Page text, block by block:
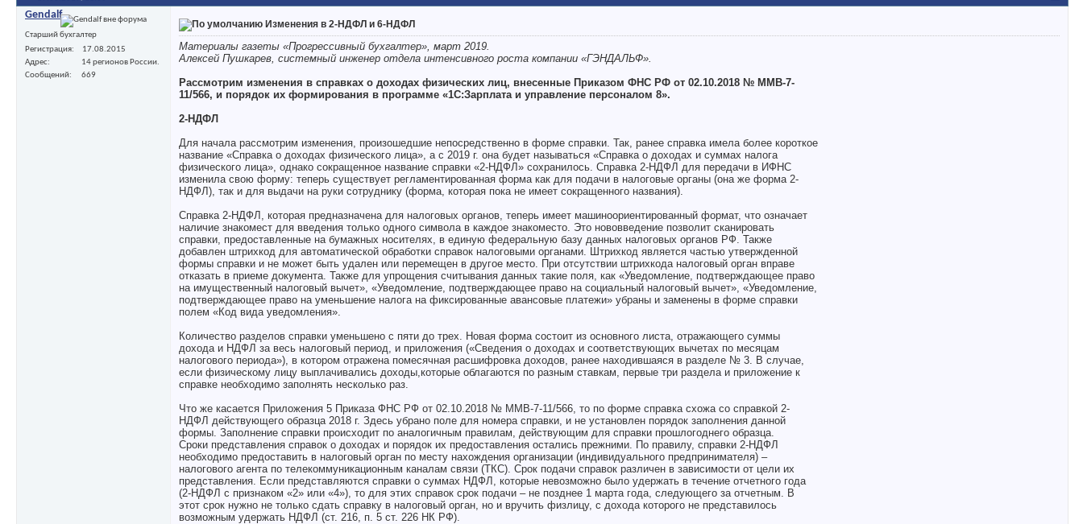
Gendalf
Старший бухгалтер
Регистрация
17.08.2015
Адрес
14 регионов России.
Сообщений
669
Изменения в 2-НДФЛ и 6-НДФЛ
Материалы газеты «Прогрессивный бухгалтер» март 2019.
Алексей Пушкарев, системный инженер отдела интенсивного роста компании «ГЭНДАЛЬФ».
Рассмотрим изменения в справках о доходах физических лиц, внесенные Приказом ФНС РФ от 02.10.2018 № ММВ-7-
11/566, и порядок их формирования в программе «1С:Зарплата и управление персоналом 8».
2-НДФЛ
Для начала рассмотрим изменения, произошедшие непосредственно в форме справки. Так, ранее справка имела более короткое
название «Справка о доходах физического лица», а с 2019 г. она будет называться «Справка о доходах и суммах налога
физического лица», однако сокращенное название справки «2-НДФЛ» сохранилось. Справка 2-НДФЛ для передачи в ИФНС
изменила свою форму: теперь существует регламентированная форма как для подачи в налоговые органы (она же форма 2-
НДФЛ), так и для выдачи на руки сотруднику (форма, которая пока не имеет сокращенного названия).
Справка 2-НДФЛ, которая предназначена для налоговых органов, теперь имеет машиноориентированный формат, что означает
наличие знакомест для введения только одного символа в каждое знакоместо. Это нововведение позволит сканировать
справки, предоставленные на бумажных носителях, в единую федеральную базу данных налоговых органов РФ. Также
добавлен штрихкод для автоматической обработки справок налоговыми органами. Штрихкод является частью утвержденной
формы справки и не может быть удален или перемещен в другое место. При отсутствии штрихкода налоговый орган вправе
отказать в приеме документа. Также для упрощения считывания данных такие поля, как «Уведомление, подтверждающее право
на имущественный налоговый вычет», «Уведомление, подтверждающее право на социальный налоговый вычет», «Уведомление,
подтверждающее право на уменьшение налога на фиксированные авансовые платежи» убраны и заменены в форме справки
полем «Код вида уведомления».
Количество разделов справки уменьшено с пяти до трех. Новая форма состоит из основного листа, отражающего суммы
дохода и НДФЛ за весь налоговый период, и приложения («Сведения о доходах и соответствующих вычетах по месяцам
налогового периода»), в котором отражена помесячная расшифровка доходов, ранее находившаяся в разделе № 3. В случае,
если физическому лицу выплачивались доходы,которые облагаются по разным ставкам, первые три раздела и приложение к
справке необходимо заполнять несколько раз.
Что же касается Приложения 5 Приказа ФНС РФ от 02.10.2018 № ММВ-7-11/566, то по форме справка схожа со справкой 2-
НДФЛ действующего образца 2018 г. Здесь убрано поле для номера справки, и не установлен порядок заполнения данной
формы. Заполнение справки происходит по аналогичным правилам, действующим для справки прошлогоднего образца.
Сроки представления справок о доходах и порядок их предоставления остались прежними. По правилу, справки 2-НДФЛ
необходимо предоставить в налоговый орган по месту нахождения организации (индивидуального предпринимателя) –
налогового агента по телекоммуникационным каналам связи (ТКС). Срок подачи справок различен в зависимости от цели их
представления. Если представляются справки о суммах НДФЛ, которые невозможно было удержать в течение отчетного года
(2-НДФЛ с признаком «2» или «4»), то для этих справок срок подачи – не позднее 1 марта года, следующего за отчетным. В
этот срок нужно не только сдать справку в налоговый орган, но и вручить физлицу, с дохода которого не представилось
возможным удержать НДФЛ (ст. 216, п. 5 ст. 226 НК РФ).